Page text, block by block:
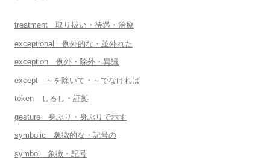
treatment 取り扱い・待遇・治療
exceptional 例外的な・並外れた
exception 例外・除外・異議
except ～を除いて・～でなければ
token しるし・証拠
gesture 身ぶり・身ぶりで示す
symbolic 象徴的な・記号の
symbol 象徴・記号